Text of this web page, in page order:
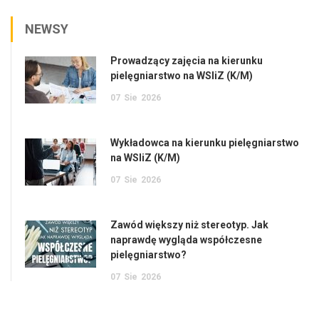
NEWSY
Prowadzący zajęcia na kierunku
pielęgniarstwo na WSIiZ (K/M)
07 Sie 2026
Wykładowca na kierunku pielęgniarstwo
na WSIiZ (K/M)
07 Sie 2026
Zawód większy niż stereotyp. Jak
naprawdę wygląda współczesne
pielęgniarstwo?
07 Sie 2026